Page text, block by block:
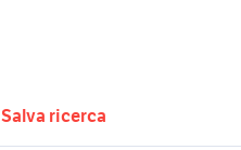
Salva ricerca